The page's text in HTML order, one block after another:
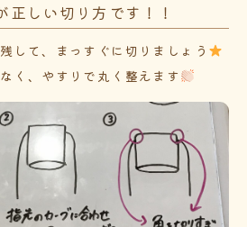
正しい切り方です！！
して、まっすぐに切りましょう
く、やすりで丸く整えます